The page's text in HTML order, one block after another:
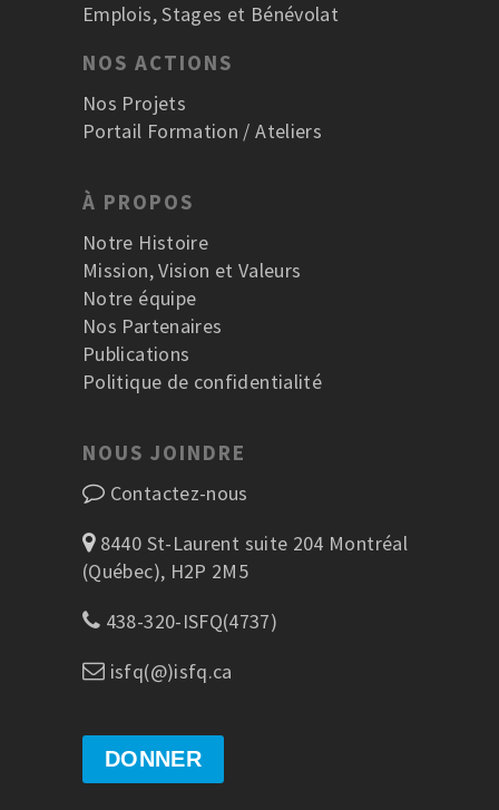
Emplois, Stages et Bénévolat
NOS ACTIONS
Nos Projets
Portail Formation / Ateliers
À PROPOS
Notre Histoire
Mission, Vision et Valeurs
Notre équipe
Nos Partenaires
Publications
Politique de confidentialité
NOUS JOINDRE
Contactez-nous
8440 St-Laurent suite 204 Montréal
(Québec), H2P 2M5
438-320-ISFQ(4737)
isfq(@)isfq.ca
DONNER